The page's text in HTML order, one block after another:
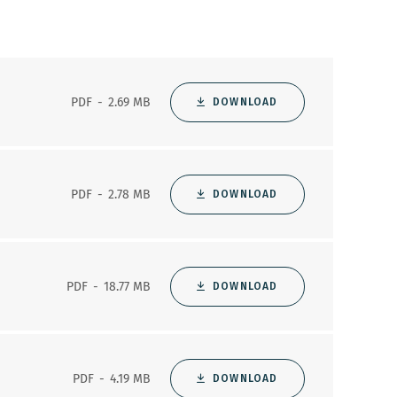
PDF 2.69 MB DOWNLOAD
PDF 2.78 MB DOWNLOAD
PDF 18.77 MB DOWNLOAD
PDF 4.19 MB DOWNLOAD